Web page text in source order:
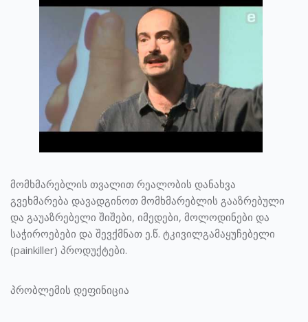
მომხმარებლის თვალით რეალობის დანახვა
გვეხმარება დავადგინოთ მომხმარებლის გააზრებული
და გაუაზრებელი შიშები, იმედები, მოლოდინები და
საჭიროებები და შევქმნათ ე.წ. ტკივილგამაყუჩებელი
(painkiller) პროდუქტები.
პრობლემის დეფინიცია